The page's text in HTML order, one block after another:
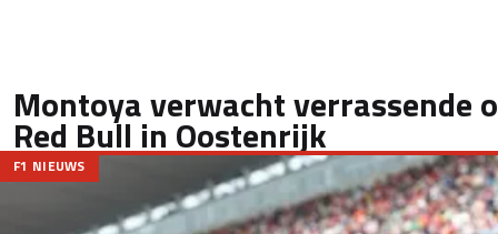
Montoya verwacht verrassende
Red Bull in Oostenrijk
F1 NIEUWS